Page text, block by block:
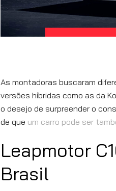
As montadoras buscaram
versões híbridas como as da
o desejo de surpreender o
de que um carro pode ser
Leapmotor
Brasil